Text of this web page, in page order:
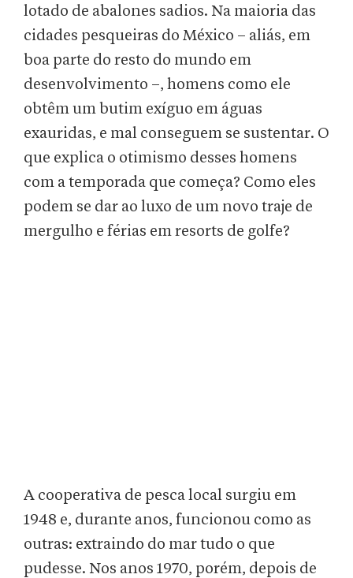
lotado de abalones sadios. Na maioria das
cidades pesqueiras do México – aliás, em
boa parte do resto do mundo em
desenvolvimento –, homens como ele
obtêm um butim exíguo em águas
exauridas, e mal conseguem se sustentar. O
que explica o otimismo desses homens
com a temporada que começa? Como eles
podem se dar ao luxo de um novo traje de
mergulho e férias em resorts de golfe?
A cooperativa de pesca local surgiu em
1948 e, durante anos, funcionou como as
outras: extraindo do mar tudo o que
pudesse. Nos anos 1970, porém, depois de